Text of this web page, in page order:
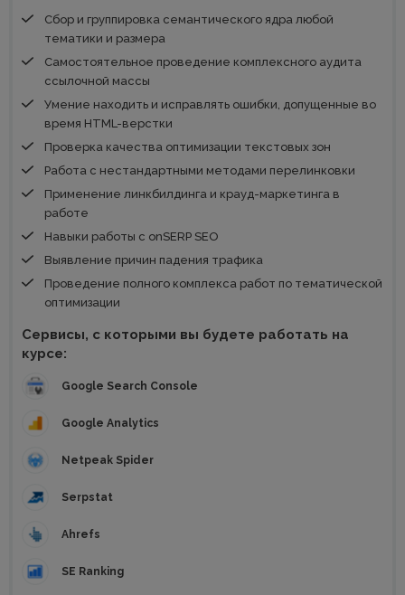
Сбор и группировка семантического ядра любой
тематики и размера
Самостоятельное проведение комплексного аудита
ссылочной массы
Умение находить и исправлять ошибки, допущенные во
время HTML-верстки
Проверка качества оптимизации текстовых зон
Работа с нестандартными методами перелинковки
Применение линкбилдинга и крауд-маркетинга в
работе
Навыки работы с onSERP SEO
Выявление причин падения трафика
Проведение полного комплекса работ по тематической
оптимизации
Сервисы, с которыми вы будете работать на
курсе:
Google Search Console
Google Analytics
Netpeak Spider
Serpstat
Ahrefs
SE Ranking